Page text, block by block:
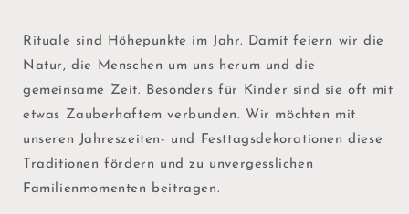
Rituale sind Höhepunkte im Jahr. Damit feiern wir die
Natur, die Menschen um uns herum und die
gemeinsame Zeit. Besonders für Kinder sind sie oft mit
etwas Zauberhaftem verbunden. Wir möchten mit
unseren Jahreszeiten- und Festtagsdekorationen diese
Traditionen fördern und zu unvergesslichen
Familienmomenten beitragen.